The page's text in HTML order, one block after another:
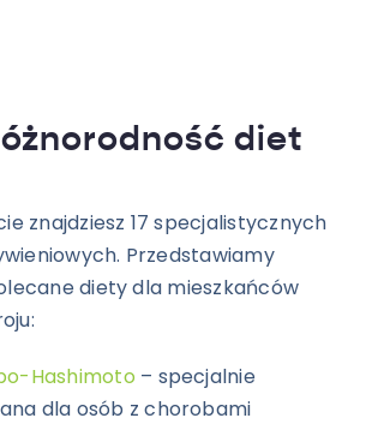
diet
znajdziesz 17 specjalistycznych
Przedstawiamy
diety dla mieszkańców
Hashimoto – specjalnie
dla osób z chorobami